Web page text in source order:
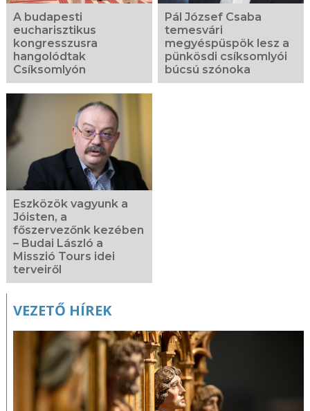
A budapesti
eucharisztikus
kongresszusra
hangolódtak
Csíksomlyón
Pál József Csaba
temesvári
megyéspüspök lesz a
pünkösdi csíksomlyói
búcsú szónoka
Eszközök vagyunk a
Jóisten, a
főszervezőnk kezében
– Budai László a
Misszió Tours idei
terveiről
VEZETŐ HÍREK